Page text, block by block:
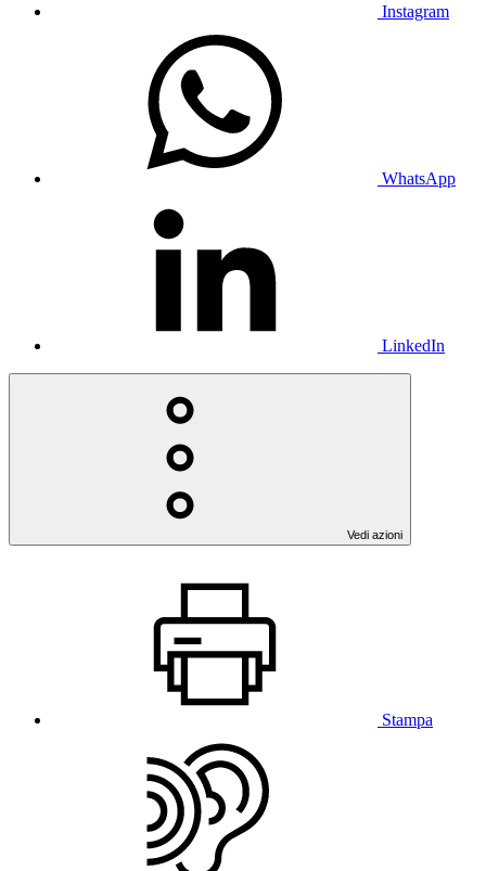
Instagram
WhatsApp
LinkedIn
Vedi azioni
Stampa